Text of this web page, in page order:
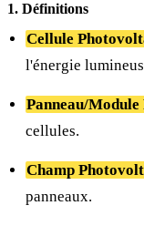
1. Définitions
Cellule
l'énergie
Panneau/
cellules.
Champ
panneaux.